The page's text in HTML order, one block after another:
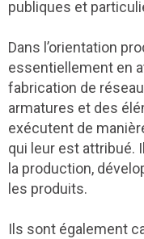
publiques et
Dans l’orientation
essentiellement en
fabrication de
armatures et des
exécutent de
qui leur est attribué.
la production,
les produits.
Ils sont également